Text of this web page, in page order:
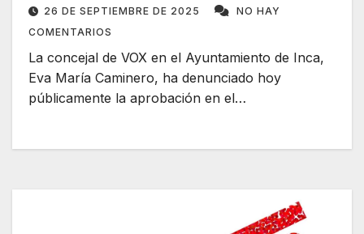
26 DE SEPTIEMBRE DE 2025
NO HAY
COMENTARIOS
La concejal de VOX en el Ayuntamiento de Inca,
Eva María Caminero, ha denunciado hoy
públicamente la aprobación en el…